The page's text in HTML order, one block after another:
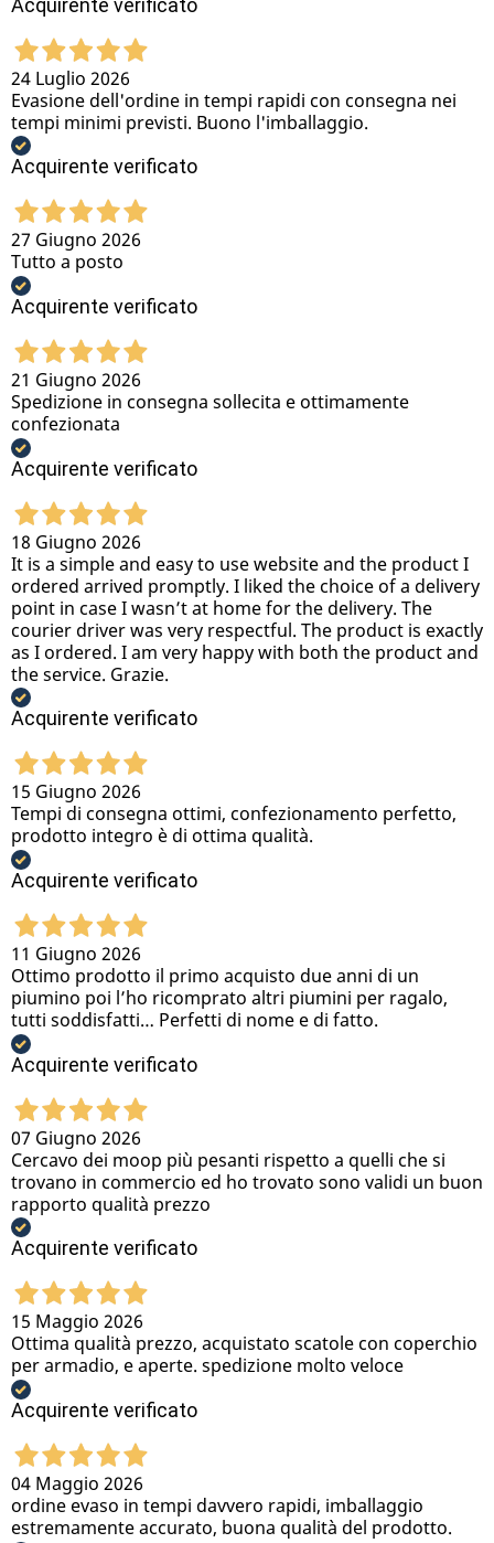
24 Luglio 2026
Evasione dell'ordine in tempi rapidi con consegna nei
tempi minimi previsti. Buono l'imballaggio.
Acquirente verificato
27 Giugno 2026
Tutto a posto
Acquirente verificato
21 Giugno 2026
Spedizione in consegna sollecita e ottimamente
confezionata
Acquirente verificato
18 Giugno 2026
It is a simple and easy to use website and the product I
ordered arrived promptly. I liked the choice of a delivery
point in case I wasn’t at home for the delivery. The
courier driver was very respectful. The product is exactly
as I ordered. I am very happy with both the product and
the service. Grazie.
Acquirente verificato
15 Giugno 2026
Tempi di consegna ottimi, confezionamento perfetto,
prodotto integro è di ottima qualità.
Acquirente verificato
11 Giugno 2026
Ottimo prodotto il primo acquisto due anni di un
piumino poi l’ho ricomprato altri piumini per ragalo,
tutti soddisfatti… Perfetti di nome e di fatto.
Acquirente verificato
07 Giugno 2026
Cercavo dei moop più pesanti rispetto a quelli che si
trovano in commercio ed ho trovato sono validi un buon
rapporto qualità prezzo
Acquirente verificato
15 Maggio 2026
Ottima qualità prezzo, acquistato scatole con coperchio
per armadio, e aperte. spedizione molto veloce
Acquirente verificato
04 Maggio 2026
ordine evaso in tempi davvero rapidi, imballaggio
estremamente accurato, buona qualità del prodotto.